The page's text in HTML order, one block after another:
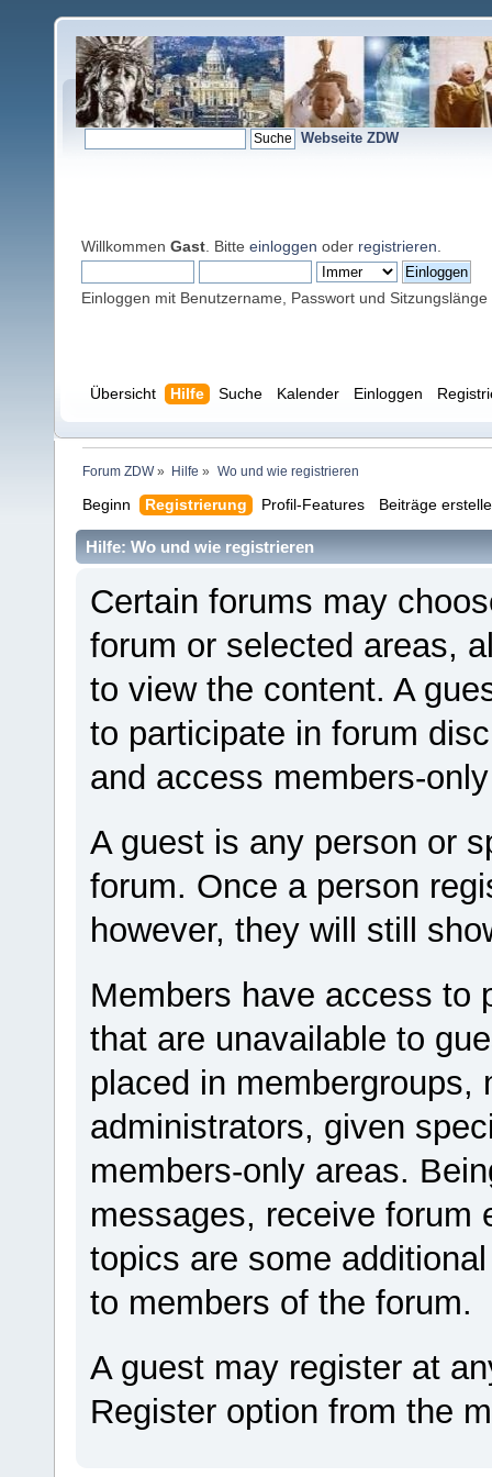
Webseite ZDW
Willkommen Gast . Bitte einloggen oder registrieren
Einloggen mit Benutzername, Passwort und Sitzungslänge
Übersicht Hilfe Suche Kalender Einloggen
Forum ZDW» Hilfe » Wo und wie registrieren
Beginn Registrierung Profil-Features Beiträge
Hilfe: Wo und wie registrieren
Certain forums may
forum or selected areas,
to view the content. A
to participate in forum
and access members-
A guest is any person or
forum. Once a person
however, they will still
Members have access to
that are unavailable to
placed in membergroups,
administrators, given
members-only areas.
messages, receive forum
topics are some
to members of the forum.
A guest may register at
Register option from the